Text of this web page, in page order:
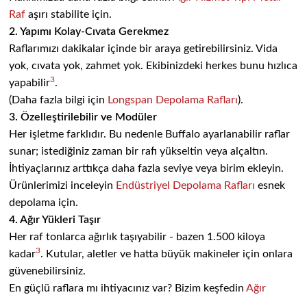
Raf aşırı stabilite için.
2. Yapımı Kolay-Cıvata Gerekmez
Raflarımızı dakikalar içinde bir araya getirebilirsiniz. Vida
yok, cıvata yok, zahmet yok. Ekibinizdeki herkes bunu hızlıca
yapabilir3.
(Daha fazla bilgi için Longspan Depolama Rafları).
3. Özelleştirilebilir ve Modüler
Her işletme farklıdır. Bu nedenle Buffalo ayarlanabilir raflar
sunar; istediğiniz zaman bir rafı yükseltin veya alçaltın.
İhtiyaçlarınız arttıkça daha fazla seviye veya birim ekleyin.
Ürünlerimizi inceleyin Endüstriyel Depolama Rafları esnek
depolama için.
4. Ağır Yükleri Taşır
Her raf tonlarca ağırlık taşıyabilir - bazen 1.500 kiloya
kadar3. Kutular, aletler ve hatta büyük makineler için onlara
güvenebilirsiniz.
En güçlü raflara mı ihtiyacınız var? Bizim keşfedinAğır